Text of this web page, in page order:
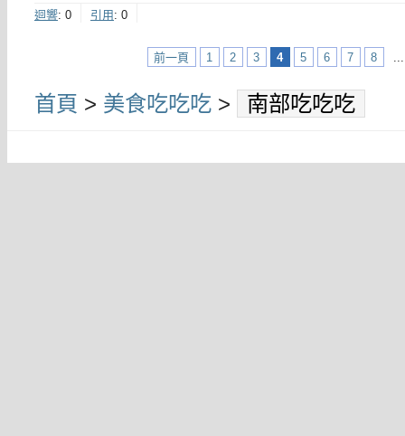
迴響: 0 引用 : 0
前一頁 1 2 3 4 5 6 7 8
首頁 > 美食吃吃吃 > 南部吃吃吃